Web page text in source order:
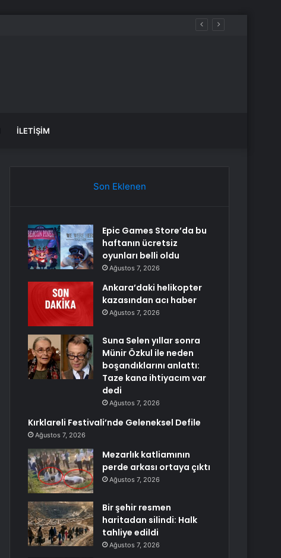
İLETIŞIM
Son Eklenen
Epic Games Store’da bu
haftanın ücretsiz
oyunları belli oldu
Ağustos 7, 2026
Ankara’daki helikopter
kazasından acı haber
Ağustos 7, 2026
Suna Selen yıllar sonra
Münir Özkul ile neden
boşandıklarını anlattı:
Taze kana ihtiyacım var
dedi
Ağustos 7, 2026
Kırklareli Festivali’nde Geleneksel Defile
Ağustos 7, 2026
Mezarlık katliamının
perde arkası ortaya çıktı
Ağustos 7, 2026
Bir şehir resmen
haritadan silindi: Halk
tahliye edildi
Ağustos 7, 2026